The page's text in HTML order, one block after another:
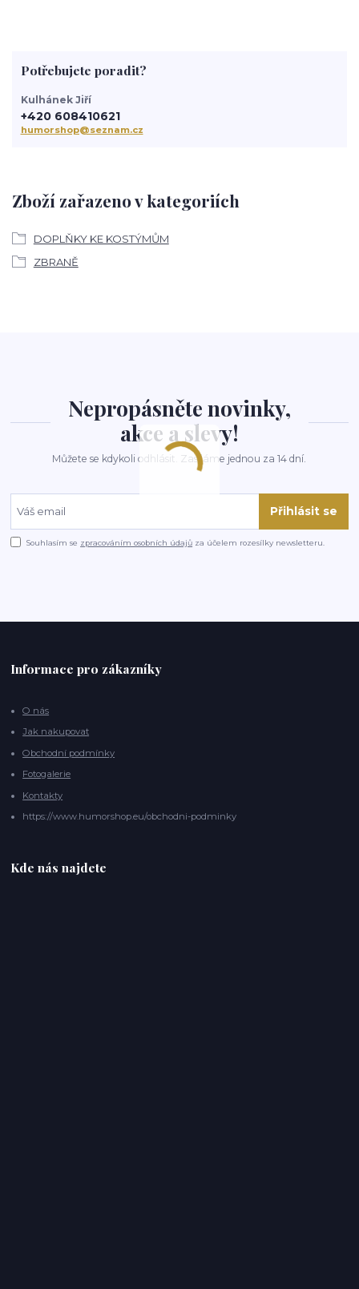
Zboží zařazeno v kategoriích
DOPLŇKY KE KOSTÝMŮM
ZBRANĚ
Potřebujete poradit?
Kulhánek Jiří
+420 608410621
humorshop@seznam.cz
Nepropásněte novinky,
akce a slevy!
Můžete se kdykoli odhlásit. Zasíláme jednou za 14 dní.
Přihlásit se
Souhlasím se zpracováním osobních údajů za účelem rozesílky newsletteru.
Informace pro zákazníky
O nás
Jak nakupovat
Obchodní podmínky
Fotogalerie
Kontakty
https://www.humorshop.eu/obchodni-podminky
Kde nás najdete